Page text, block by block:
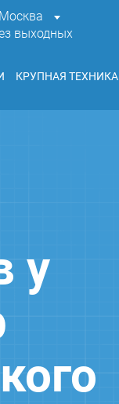
выходных
КРУПНАЯ ТЕХНИКА
у